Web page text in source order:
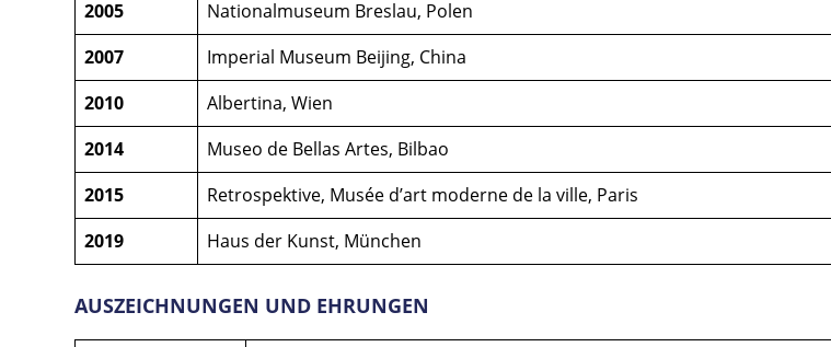
2005
Nationalmuseum Breslau, Polen
2007
Imperial Museum Beijing, China
2010
Albertina, Wien
2014
Museo de Bellas Artes, Bilbao
2015
Retrospektive, Musée d’art moderne de la ville, Paris
2019
Haus der Kunst, München
AUSZEICHNUNGEN UND EHRUNGEN